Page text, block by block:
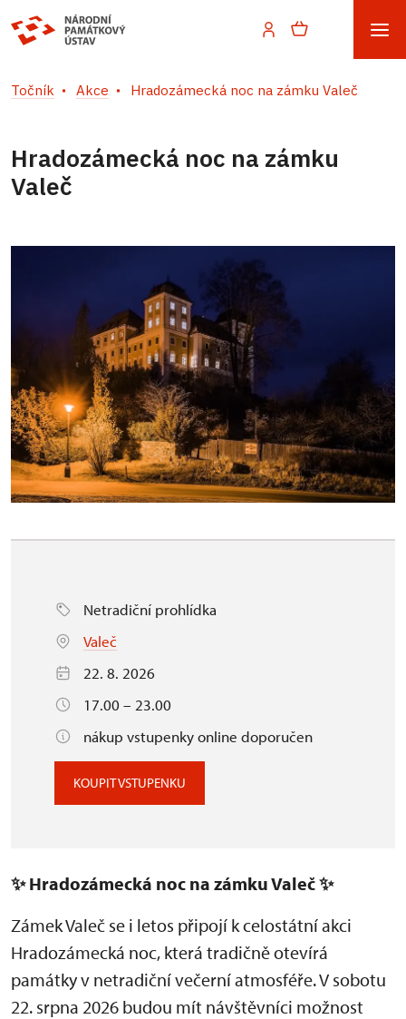
Točník Akce Hradozámecká noc na zámku Valeč
Hradozámecká noc na zámku
Valeč
Netradiční prohlídka
Valeč
22. 8. 2026
17.00 – 23.00
nákup vstupenky online doporučen
KOUPIT VSTUPENKU
✨Hradozámecká noc na zámku Valeč✨
Zámek Valeč se i letos připojí k celostátní akci
Hradozámecká noc, která tradičně otevírá
památky v netradiční večerní atmosféře. V sobotu
22. srpna 2026 budou mít návštěvníci možnost